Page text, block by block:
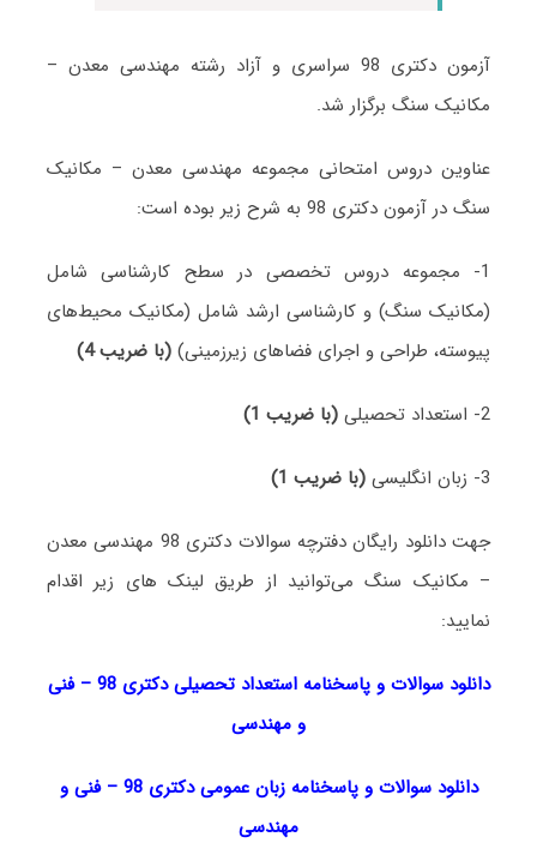
آزمون دکتری 98 سراسری و آزاد رشته مهندسی معدن –
مکانیک سنگ برگزار شد.
عناوین دروس امتحانی مجموعه مهندسی معدن – مکانیک
سنگ در آزمون دکتری 98 به شرح زیر بوده است:
1- مجموعه دروس تخصصی در سطح کارشناسی شامل
(مکانیک سنگ) و کارشناسی ارشد شامل (مکانیک محیط‌های
پیوسته، طراحی و اجرای فضاهای زیرزمینی) (با ضریب 4)
2- استعداد تحصیلی (با ضریب 1)
3- زبان انگلیسی (با ضریب 1)
جهت دانلود رایگان دفترچه سوالات دکتری 98 مهندسی معدن
– مکانیک سنگ می‌توانید از طریق لینک های زیر اقدام
نمایید:
دانلود سوالات و پاسخنامه استعداد تحصیلی دکتری 98 – فنی
و مهندسی
دانلود سوالات و پاسخنامه زبان عمومی دکتری 98 – فنی و
مهندسی